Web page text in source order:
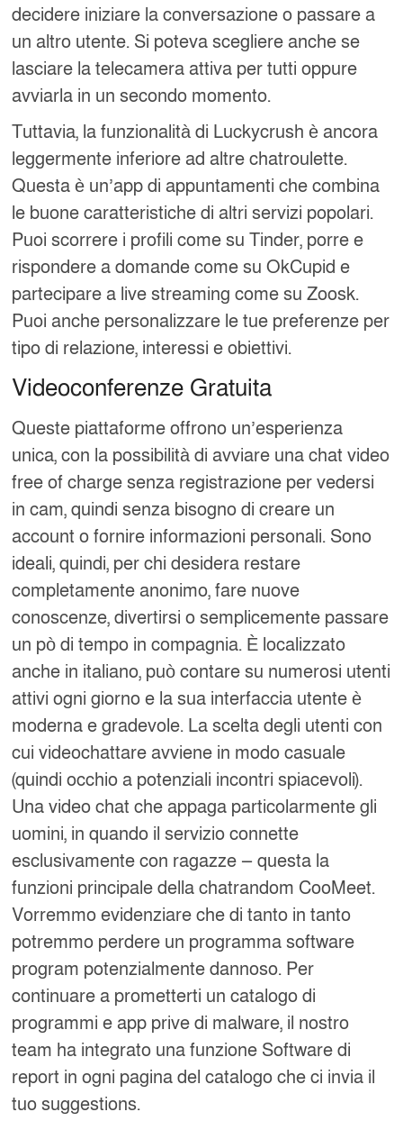
decidere iniziare la conversazione o passare a
un altro utente. Si poteva scegliere anche se
lasciare la telecamera attiva per tutti oppure
avviarla in un secondo momento.
Tuttavia, la funzionalità di Luckycrush è ancora
leggermente inferiore ad altre chatroulette.
Questa è un’app di appuntamenti che combina
le buone caratteristiche di altri servizi popolari.
Puoi scorrere i profili come su Tinder, porre e
rispondere a domande come su OkCupid e
partecipare a live streaming come su Zoosk.
Puoi anche personalizzare le tue preferenze per
tipo di relazione, interessi e obiettivi.
Videoconferenze Gratuita
Queste piattaforme offrono un’esperienza
unica, con la possibilità di avviare una chat video
free of charge senza registrazione per vedersi
in cam, quindi senza bisogno di creare un
account o fornire informazioni personali. Sono
ideali, quindi, per chi desidera restare
completamente anonimo, fare nuove
conoscenze, divertirsi o semplicemente passare
un pò di tempo in compagnia. È localizzato
anche in italiano, può contare su numerosi utenti
attivi ogni giorno e la sua interfaccia utente è
moderna e gradevole. La scelta degli utenti con
cui videochattare avviene in modo casuale
(quindi occhio a potenziali incontri spiacevoli).
Una video chat che appaga particolarmente gli
uomini, in quando il servizio connette
esclusivamente con ragazze — questa la
funzioni principale della chatrandom CooMeet.
Vorremmo evidenziare che di tanto in tanto
potremmo perdere un programma software
program potenzialmente dannoso. Per
continuare a prometterti un catalogo di
programmi e app prive di malware, il nostro
team ha integrato una funzione Software di
report in ogni pagina del catalogo che ci invia il
tuo suggestions.